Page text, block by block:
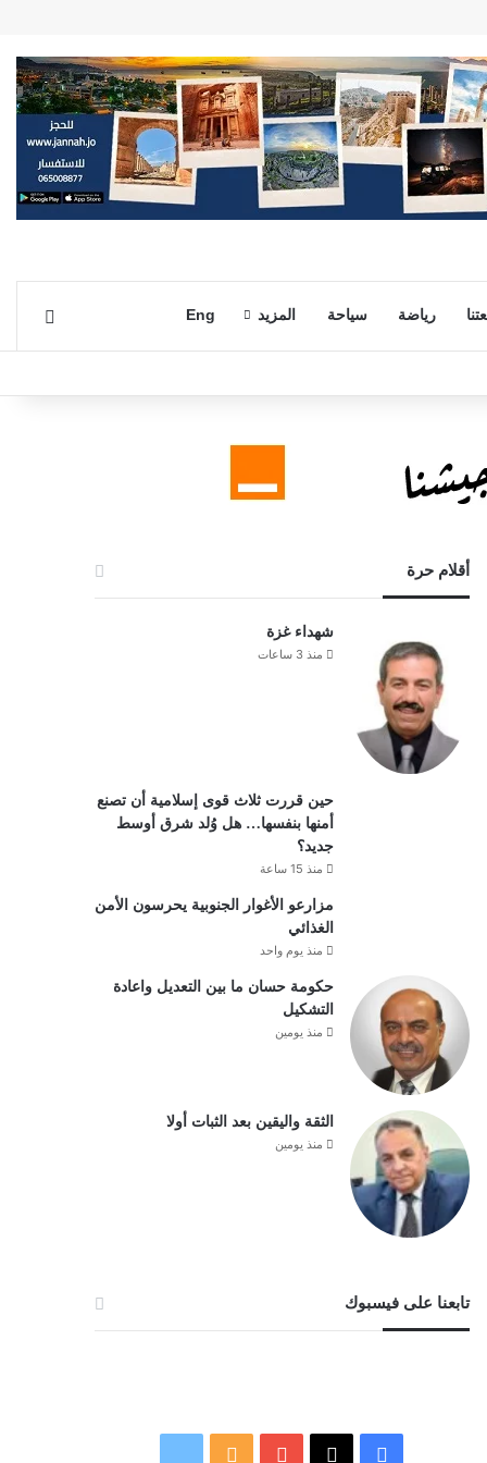
رياضة سياحة المزيد Eng
أقلام حرة
شهداء غزة
منذ 3 ساعات
حين قررت ثلاث قوى إسلامية أن تصنع
أمنها بنفسها… هل وُلد شرق أوسط
جديد؟
منذ 15 ساعة
مزارعو الأغوار الجنوبية يحرسون الأمن
الغذائي
منذ يوم واحد
حكومة حسان ما بين التعديل واعادة
التشكيل
منذ يومين
الثقة واليقين بعد الثبات أولا
منذ يومين
تابعنا على فيسبوك
فيسبوك ‫YouTube